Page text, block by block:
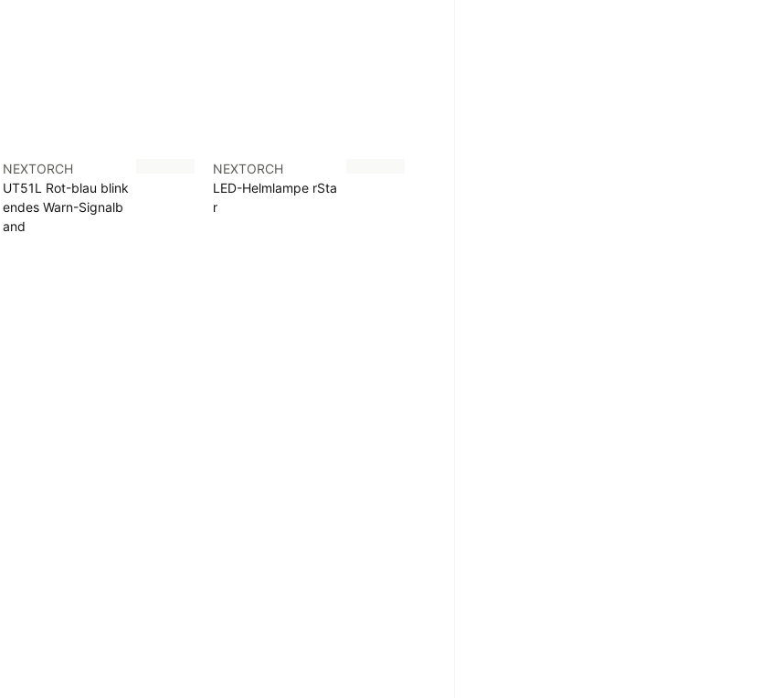
NEXTORCH
UT51L Rot-blau blink
endes Warn-Signalb
and
NEXTORCH
LED-Helmlampe rSta
r